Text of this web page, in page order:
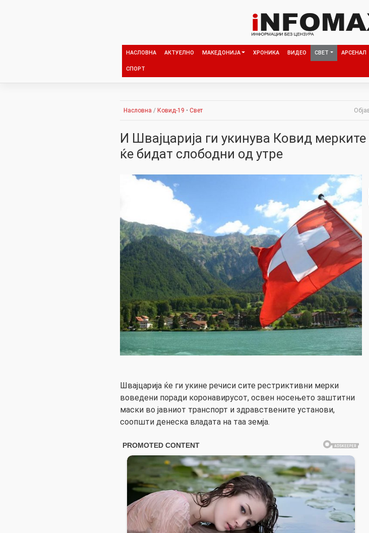
НАСЛОВНА АКТУЕЛНО МАКЕДОНИЈА ХРОНИКА ВИДЕО СВЕТ АРСЕНАЛ
СПОРТ
Насловна / Ковид-19 • Свет
И Швајцарија ги укинува Ковид мерките
ќе бидат слободни од утре
Швајцарија ќе ги укине речиси сите рестриктивни мерки
воведени поради коронавирусот, освен носењето заштитни
маски во јавниот транспорт и здравствените установи,
соопшти денеска владата на таа земја.